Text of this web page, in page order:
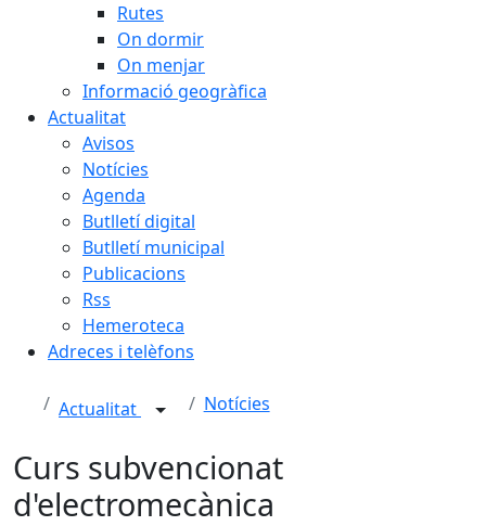
Rutes
On dormir
On menjar
Informació geogràfica
Actualitat
Avisos
Notícies
Agenda
Butlletí digital
Butlletí municipal
Publicacions
Rss
Hemeroteca
Adreces i telèfons
Actualitat Notícies
Curs subvencionat
d'electromecànica